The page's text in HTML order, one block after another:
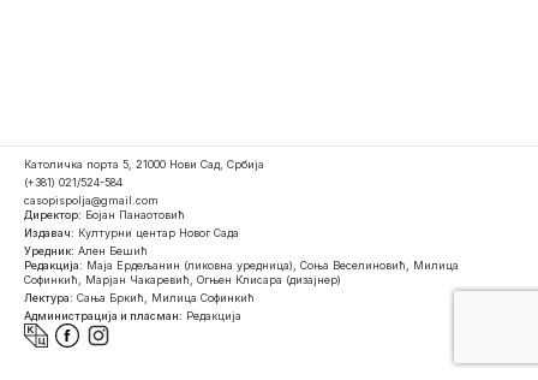
Католичка порта 5, 21000 Нови Сад, Србија
(+381) 021/524-584
casopispolja@gmail.com
Директор: Бојан Панаотовић
Издавач: Културни центар Новог Сада
Уредник: Ален Бешић
Редакција: Маја Ердељанин (ликовна уредница), Соња Веселиновић, Милица
Софинкић, Марјан Чакаревић, Огњен Клисара (дизајнер)
Лектура: Сања Бркић, Милица Софинкић
Администрација и пласман: Редакција